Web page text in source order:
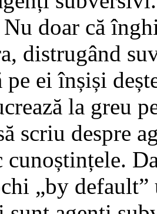
Nu doar că
distrugând
pe ei înșiși
la greu
scriu despre
cunoștințele.
„by